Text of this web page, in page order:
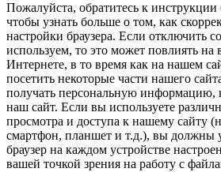
Пожалуйста, обратитесь к инструкции
чтобы узнать больше о том, как
настройки браузера. Если отключить
используем, то это может повлиять на
Интернете, в то время как на нашем
посетить некоторые части нашего
получать персональную информацию,
наш сайт. Если вы используете
просмотра и доступа к нашему сайту
смартфон, планшет и т.д.), вы должны
браузер на каждом устройстве
вашей точкой зрения на работу с